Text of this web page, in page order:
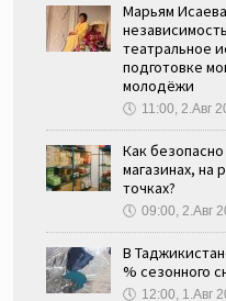
Марьям
театральное
подготовке
молодёжи
🕔 11:00, 2.Авг
Как
магазинах, на
точках?
🕔 09:00, 2.Авг
В
% сезонного
🕔 12:00, 1.Авг